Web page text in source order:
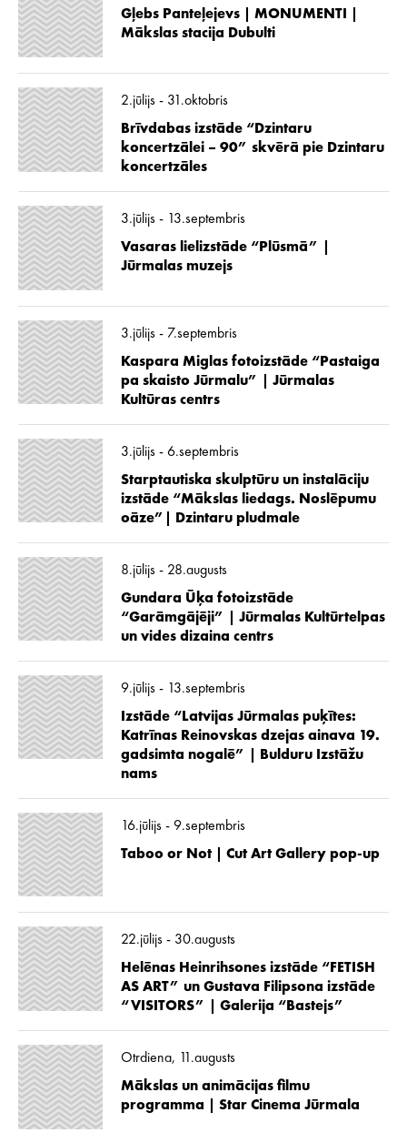
Gļebs Panteļejevs | MONUMENTI |
Mākslas stacija Dubulti
2.jūlijs - 31.oktobris
Brīvdabas izstāde “Dzintaru
koncertzālei – 90” skvērā pie Dzintaru
koncertzāles
3.jūlijs - 13.septembris
Vasaras lielizstāde “Plūsmā” |
Jūrmalas muzejs
3.jūlijs - 7.septembris
Kaspara Miglas fotoizstāde “Pastaiga
pa skaisto Jūrmalu” | Jūrmalas
Kultūras centrs
3.jūlijs - 6.septembris
Starptautiska skulptūru un instalāciju
izstāde “Mākslas liedags. Noslēpumu
oāze”| Dzintaru pludmale
8.jūlijs - 28.augusts
Gundara Ūķa fotoizstāde
“Garāmgājēji” | Jūrmalas Kultūrtelpas
un vides dizaina centrs
9.jūlijs - 13.septembris
Izstāde “Latvijas Jūrmalas puķītes:
Katrīnas Reinovskas dzejas ainava 19.
gadsimta nogalē” | Bulduru Izstāžu
nams
16.jūlijs - 9.septembris
Taboo or Not | Cut Art Gallery pop-up
22.jūlijs - 30.augusts
Helēnas Heinrihsones izstāde “FETISH
AS ART” un Gustava Filipsona izstāde
“VISITORS” | Galerija “Bastejs”
Otrdiena, 11.augusts
Mākslas un animācijas filmu
programma | Star Cinema Jūrmala